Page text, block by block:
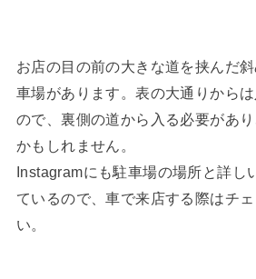
お店の目の前の大きな道を挟んだ
車場があります。表の大通りから
ので、裏側の道から入る必要があ
かもしれません。
Instagramにも駐車場の場所と詳し
ているので、車で来店する際はチ
い。